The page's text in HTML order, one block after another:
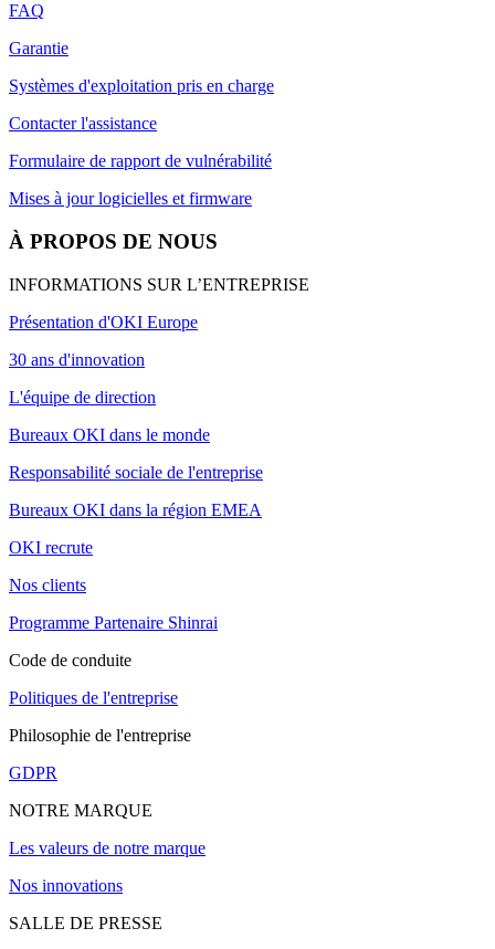
FAQ
Garantie
Systèmes d'exploitation pris en charge
Contacter l'assistance
Formulaire de rapport de vulnérabilité
Mises à jour logicielles et firmware
À PROPOS DE NOUS
INFORMATIONS SUR L’ENTREPRISE
Présentation d'OKI Europe
30 ans d'innovation
L'équipe de direction
Bureaux OKI dans le monde
Responsabilité sociale de l'entreprise
Bureaux OKI dans la région EMEA
OKI recrute
Nos clients
Programme Partenaire Shinrai
Code de conduite
Politiques de l'entreprise
Philosophie de l'entreprise
GDPR
NOTRE MARQUE
Les valeurs de notre marque
Nos innovations
SALLE DE PRESSE